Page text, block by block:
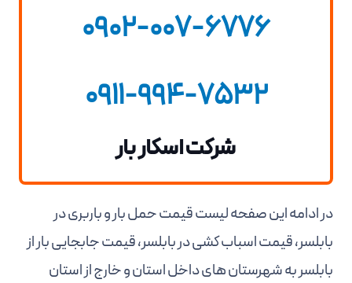
0902-007-6776
0911-994-7532
شرکت اسکار بار
در ادامه این صفحه لیست قیمت حمل بار و باربری در
بابلسر، قیمت اسباب کشی در بابلسر، قیمت جابجایی بار از
بابلسر به شهرستان های داخل استان و خارج از استان